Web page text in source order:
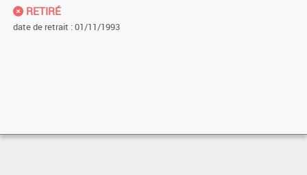
RETIRÉ
date de retrait : 01/11/1993